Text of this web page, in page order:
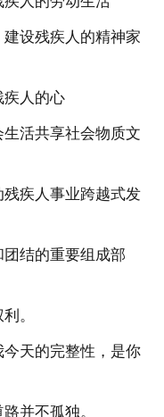
设残疾人的精神家
人的心
活共享社会物质文
疾人事业跨越式发
结的重要组成部
。
天的完整性，是你
并不孤独。